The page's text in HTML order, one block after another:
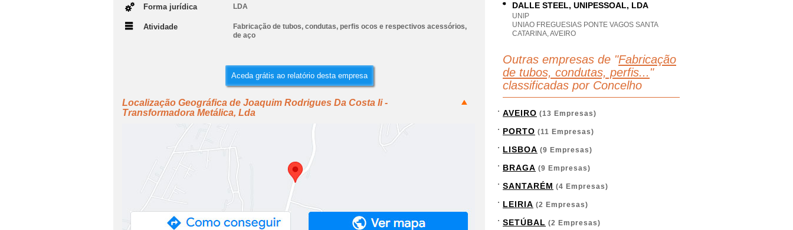
Forma jurídica LDA
Atividade
Fabricação de tubos, condutas, perfis ocos e respectivos acessórios,
de aço
Aceda grátis ao relatório desta empresa
Localização Geográfica de Joaquim Rodrigues Da Costa Ii -
Transformadora Metálica, Lda
DALLE STEEL, UNIPESSOAL, LDA
UNIP
UNIAO FREGUESIAS PONTE VAGOS SANTA
CATARINA, AVEIRO
Outras empresas de "Fabricação
de tubos, condutas, perfis... "
classificadas por Concelho
AVEIRO (13 Empresas)
PORTO (11 Empresas)
LISBOA (9 Empresas)
BRAGA (9 Empresas)
SANTARÉM (4 Empresas)
LEIRIA (2 Empresas)
SETÚBAL (2 Empresas)